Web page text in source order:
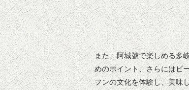
また、阿城號で楽しめる多
めのポイント、さらにはビ
フンの文化を体験し、美味